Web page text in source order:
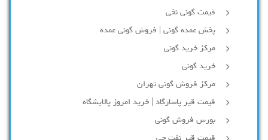
قیمت گونی نخی
پخش عمده گونی | فروش گونی عمده
مرکز خرید گونی
خرید گونی
مرکز فروش گونی تهران
قیمت قیر پاسارگاد | خرید امروز پالایشگاه
بورس فروش گونی
قیمت قیر نفت جی